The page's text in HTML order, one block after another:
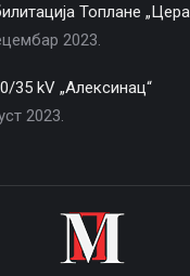
Топлане
2023.
35 kV „Алексинац“
2023.